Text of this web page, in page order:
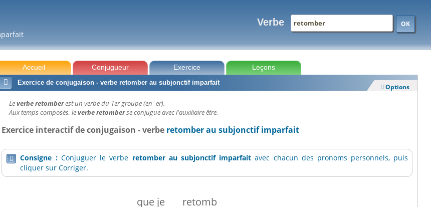
Verbe OK
Accueil Conjugueur Exercice
Leçons

Exercice de conjugaison - verbe retomber au subjonctif imparfait
 Options
Leverbe retomberest un verbe du 1er groupe (en -er).
Aux temps composés, leverbe retomberse conjugue avec l'auxiliaire être.
Exercice interactif de conjugaison - verbe retomber au subjonctif imparfait
 Consigne : Conjuguer le verbe retomber au subjonctif imparfait avec chacun des pronoms personnels, puis
cliquer sur Corriger.
que je
retomb